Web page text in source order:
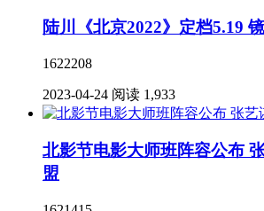
陆川《北京2022》定档5.19
1622208
2023-04-24 阅读 1,933
北影节电影大师班阵容公布
盟